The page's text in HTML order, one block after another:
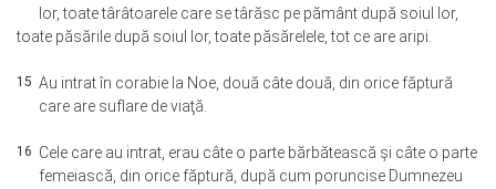
lor, toate târâtoarele care se târăsc pe pământ după soiul lor,
toate păsările după soiul lor, toate păsărelele, tot ce are aripi.
15 Au intrat în corabie la Noe, două câte două, din orice făptură
care are suflare de viaţă.
16 Cele care au intrat, erau câte o parte bărbătească şi câte o parte
femeiască, din orice făptură, după cum poruncise Dumnezeu